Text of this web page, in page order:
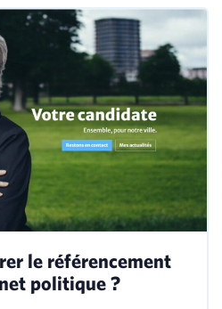
le référencement
politique ?